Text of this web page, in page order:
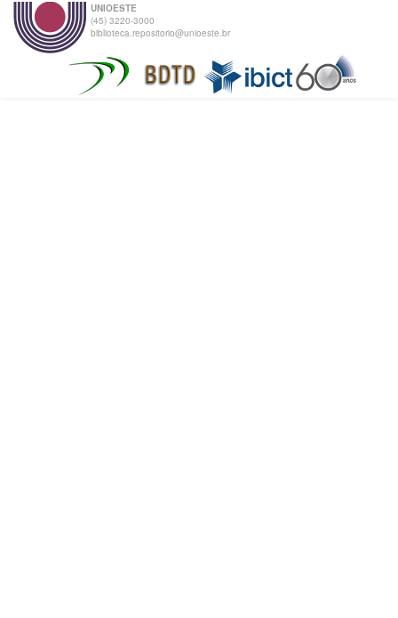
UNIOESTE
(45) 3220-3000
biblioteca.repositorio@unioeste.br